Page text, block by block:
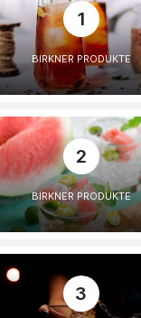
1
BIRKNER PRODUKTE
2
BIRKNER PRODUKTE
3